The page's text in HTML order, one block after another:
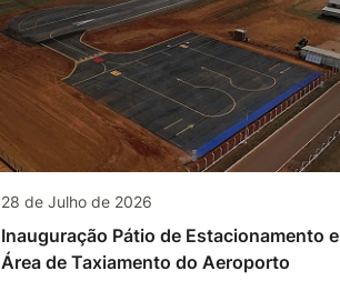
28 de Julho de 2026
Inauguração Pátio de Estacionamento e
Área de Taxiamento do Aeroporto